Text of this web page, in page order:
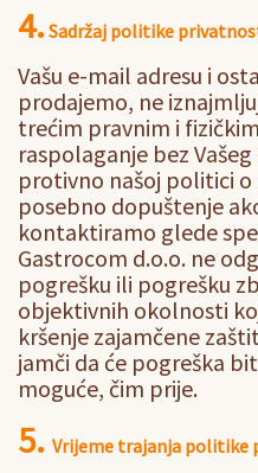
4.Sadržaj politike
Vašu e-mail adresu i
prodajemo, ne
trećim pravnim i
raspolaganje bez
protivno našoj politici o
posebno dopuštenje
kontaktiramo glede
Gastrocom d.o.o. ne
pogrešku ili pogrešku
objektivnih okolnosti
kršenje zajamčene
jamči da će pogreška
moguće, čim prije.
5. Vrijeme trajanja politike